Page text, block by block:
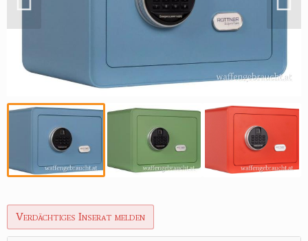
Verdächtiges Inserat melden